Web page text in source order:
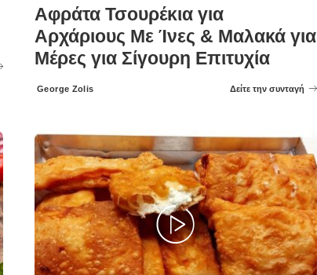
Αφράτα Τσουρέκια για
Αρχάριους Με Ίνες & Μαλακά για
Μέρες για Σίγουρη Επιτυχία
Posted
George Zolis Δείτε την συνταγή